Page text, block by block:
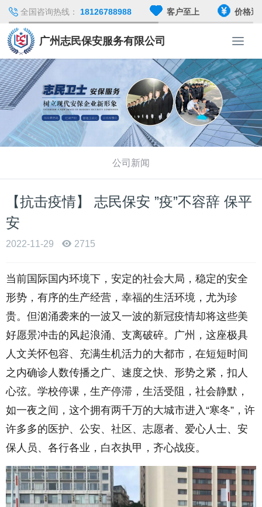
全国咨询热线： 18126788988 客户至上 价格透
T
o
g
g
l
e
n
a
v
t
广州志民保安服务有限公司
公司新闻
【抗击疫情】 志民保安 ”疫”不容辞 保平
安
2022-11-29 2715
当前国际国内环境下，安定的社会大局，稳定的安全
形势，有序的生产经营，幸福的生活环境，尤为珍
贵。但汹涌袭来的一波又一波的新冠疫情却将这些美
好愿景冲击的风起浪涌、支离破碎。广州，这座极具
人文关怀包容、充满生机活力的大都市，在短短时间
之内确诊人数传播之广、速度之快、形势之紧，扣人
心弦。学校停课，生产停滞，生活受阻，社会静默，
如一夜之间，这个拥有两千万的大城市进入“寒冬”，许
许多多的医护、公安、社区、志愿者、爱心人士、安
保人员、各行各业，白衣执甲，齐心战疫。